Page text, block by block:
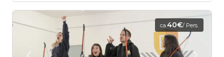
ca.40€/ Pers.